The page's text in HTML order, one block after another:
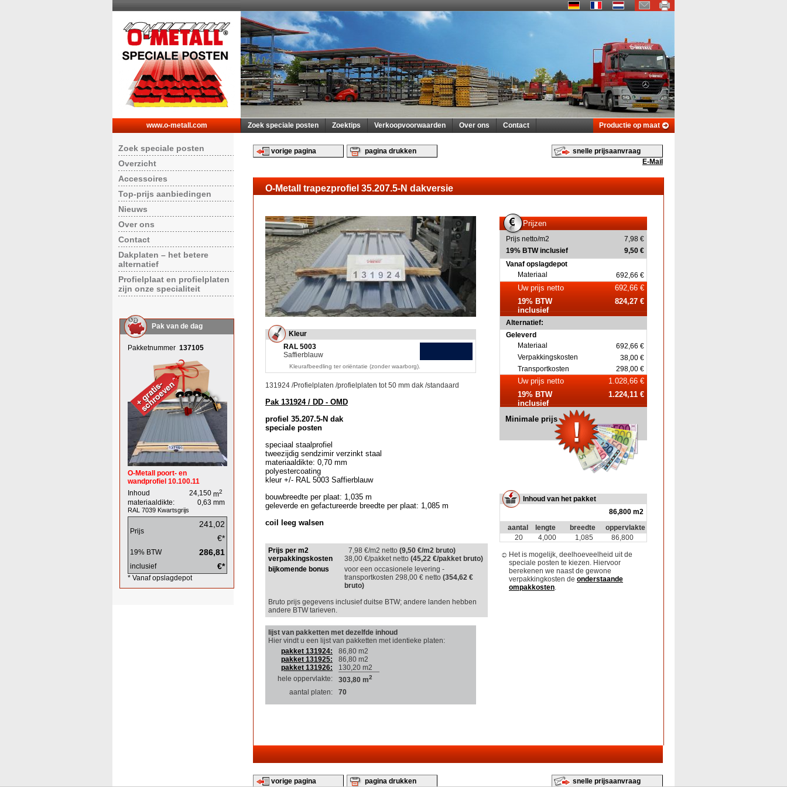
www.o-metall.com Zoek speciale posten Zoektips Verkoopvoorwaarden Over ons Contact Productie op maat
Zoek speciale posten
Overzicht
Accessoires
Top-prijs aanbiedingen
Nieuws
Over ons
Contact
Dakplaten – het betere
alternatief
Profielplaat en profielplaten
zijn onze specialiteit
Pak van de dag
Pakketnummer 137105
O-Metall poort- en
wandprofiel 10.100.11
Inhoud
24,150 m2
materiaaldikte: 0,63 mm
RAL 7039 Kwartsgrijs
Prijs
241,02
€*
19% BTW
inclusief
286,81
€*
* Vanaf opslagdepot
vorige pagina pagina drukken
snelle prijsaanvraag
E-Mail
O-Metall trapezprofiel 35.207.5-N dakversie
Kleur
RAL 5003
Saffierblauw
Kleurafbeedling ter oriëntatie (zonder waarborg).
131924 /Profielplaten /profielplaten tot 50 mm dak /standaard
Pak 131924 / DD - OMD
profiel 35.207.5-N dak
speciale posten
speciaal staalprofiel
tweezijdig sendzimir verzinkt staal
materiaaldikte: 0,70 mm
polyestercoating
kleur +/- RAL 5003 Saffierblauw
bouwbreedte per plaat: 1,035 m
geleverde en gefactureerde breedte per plaat: 1,085 m
coil leeg walsen
Prijs per m2 7,98 €/m2 netto (9,50 €/m2 bruto)
verpakkingskosten
38,00 €/pakket netto (45,22 €/pakket bruto)
bijkomende bonus
voor een occasionele levering -
transportkosten 298,00 € netto (354,62 €
bruto)
Bruto prijs gegevens inclusief duitse BTW; andere landen hebben
andere BTW tarieven.
lijst van pakketten met dezelfde inhoud
Hier vindt u een lijst van pakketten met identieke platen:
pakket 131924:
pakket 131925:
pakket 131926:
86,80 m2
86,80 m2
130,20 m2
hele oppervlakte:
303,80 m2
aantal platen: 70
Prijzen
Prijs netto/m2
7,98 €
19% BTW inclusief
9,50 €
Vanaf opslagdepot
Materiaal
692,66 €
Uw prijs netto
692,66 €
19% BTW
inclusief
824,27 €
Alternatief:
Geleverd
Materiaal
692,66 €
Verpakkingskosten
38,00 €
Transportkosten
298,00 €
Uw prijs netto
1.028,66 €
19% BTW
inclusief
1.224,11 €
Minimale prijs
Inhoud van het pakket
86,800 m2
aantal
lengte breedte
oppervlakte
20
4,000 1,085 86,800
Het is mogelijk, deelhoeveelheid uit de
speciale posten te kiezen. Hiervoor
berekenen we naast de gewone
verpakkingkosten de onderstaande
ompakkosten.
vorige pagina pagina drukken snelle prijsaanvraag